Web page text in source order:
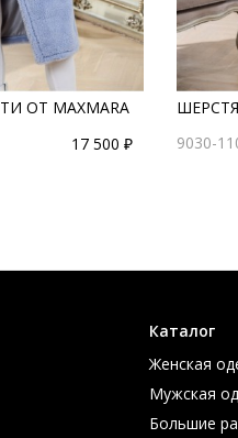
ОТ MAXMARA
17 500 ₽
9030-
Каталог
Женская
Мужская
Большие